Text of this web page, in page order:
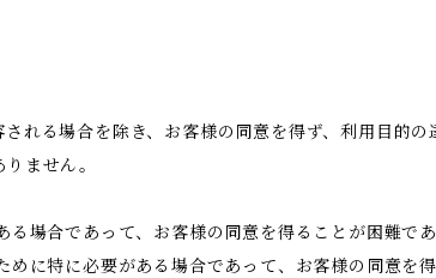
れる場合を除き、お客様の同意を得ず、利用目的
ません。
る場合であって、お客様の同意を得ることが困難で
めに特に必要がある場合であって、お客様の同意を